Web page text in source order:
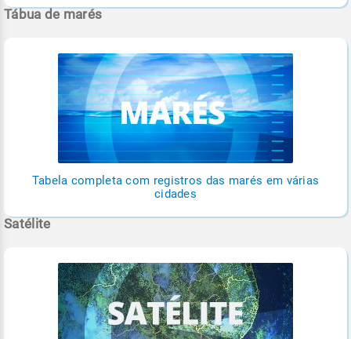
Tábua de marés
Tabela completa com registros das marés em várias
cidades
Satélite